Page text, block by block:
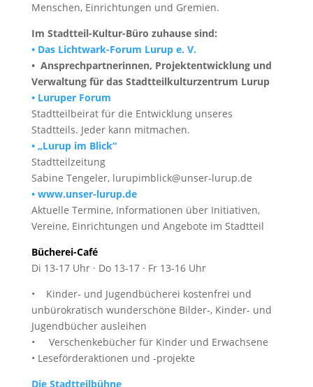
Menschen, Einrichtungen und Gremien.
Im Stadtteil-Kultur-Büro zuhause sind:
• Das Lichtwark-Forum Lurup e. V.
• Ansprechpartnerinnen, Projektentwicklung und
Verwaltung für das Stadtteilkulturzentrum Lurup
• Luruper Forum
Stadtteilbeirat für die Entwicklung unseres
Stadtteils. Jeder kann mitmachen.
• „Lurup im Blick“
Stadtteilzeitung
Sabine Tengeler, lurupimblick@unser-lurup.de
• www.unser-lurup.de
Aktuelle Termine, Informationen über Initiativen,
Vereine, Einrichtungen und Angebote im Stadtteil
Bücherei-Café
Di 13-17 Uhr · Do 13-17 · Fr 13-16 Uhr
• Kinder- und Jugendbücherei kostenfrei und
unbürokratisch wunderschöne Bilder-, Kinder- und
Jugendbücher ausleihen
• Verschenkebücher für Kinder und Erwachsene
• Leseförderaktionen und -projekte
Die Stadtteilbühne